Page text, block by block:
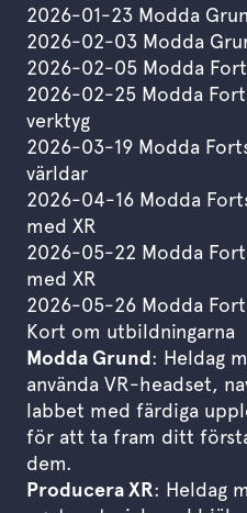
2026-01-23 Modda
2026-02-03 Modda
2026-02-05 Modda
2026-02-25 Modda
verktyg
2026-03-19 Modda
världar
2026-04-16 Modda
med XR
2026-05-22 Modda
med XR
2026-05-26 Modda
Kort om utbildningarna
Modda Grund: Heldag
använda VR-headset,
labbet med färdiga
för att ta fram ditt
dem.
Producera XR: Heldag